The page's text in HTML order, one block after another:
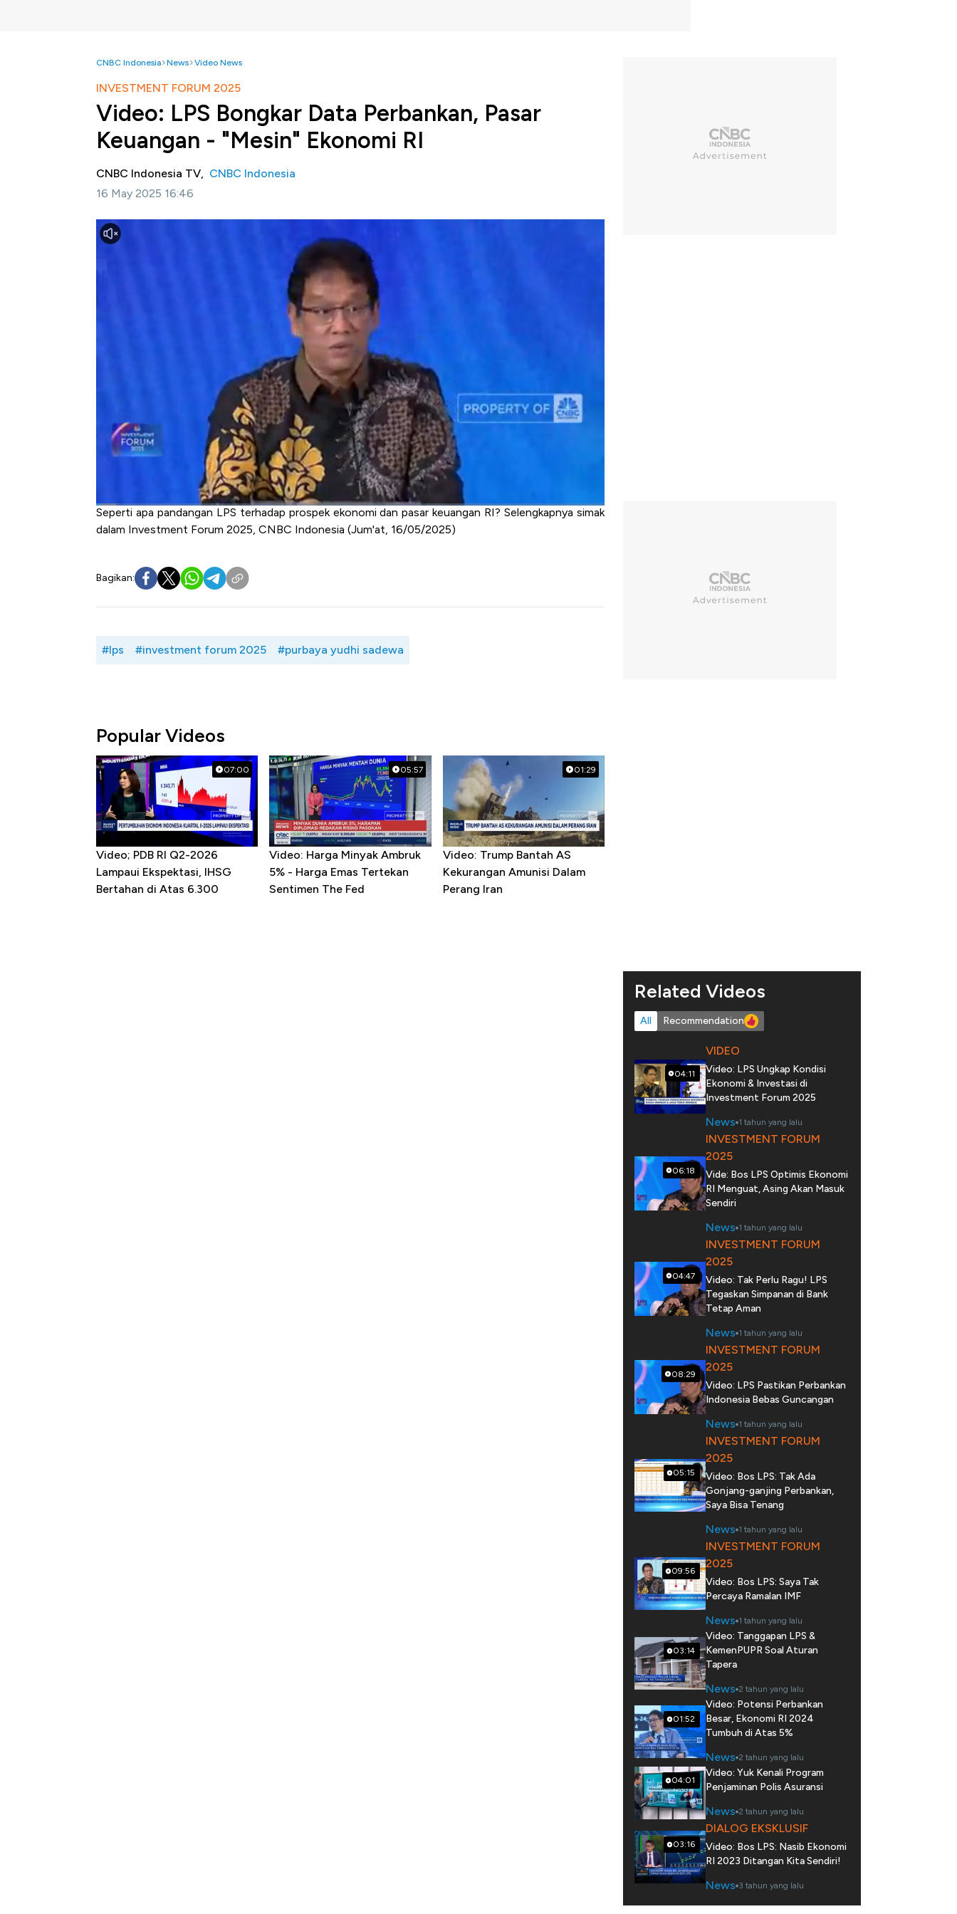
CNBC Indonesia News Video News
INVESTMENT FORUM 2025
Video: LPS Bongkar Data Perbankan, Pasar
Keuangan - "Mesin" Ekonomi RI
CNBC Indonesia TV, CNBC Indonesia
16 May 2025 16:46
Jakarta, CNBC Indonesia-
"Strategi Perkuat Pasar Keuangan di Era Perang Dagang" sebagai forum strategis yang membahas
langkah konkret memperkuat pasar keuangan nasional di tengah eskalasi perang dagang global.
CNBC Indonesia menggelar Investment Forum 2025 dengan tema "Strategi Perkuat Pasar
Keuangan di Era Perang Dagang" sebagai forum strategis yang membahas langkah konkret
memperkuat pasar keuangan nasional di tengah eskalasi perang dagang global.
Ketua Dewan Komisioner Lembaga Penjamin Simpanan (LPS), Purbaya Yudhi Sadewa dalam
Investment Forum 2025 menyampaikan prospek dan perkembangan perekonomian RI di tengah
ketidakpastian global. Purbaya memandang dampak kenaikan tarif impor AS tidak akan berefek besar
ke Indonesia dibanding negara ASEAN lain seperti Vietnam dan Kamboja mengingat porsi ekspor RI
ke AS cukup kecil.
Saat ini sentimen pasar domestik sudah kembali yang tercermin dari penguatan IHSG yang terjadi
signifikan ditopang investor ritel. Selain itu daya tahan ekonomi RI yang masih kuat dan likuiditas
perbankan RI yang terus membaik menjadi peluang bagi investasi jangka panjang di pasar modal RI.
Seperti apa pandangan LPS terhadap prospek ekonomi dan pasar keuangan RI? Selengkapnya simak
dalam Investment Forum 2025, CNBC Indonesia (Jum'at, 16/05/2025)
Bagikan:
#lps #investment forum 2025 #purbaya yudhi sadewa
Popular Videos
07:00
Video; PDB RI Q2-2026
Lampaui Ekspektasi, IHSG
Bertahan di Atas 6.300
05:57
Video: Harga Minyak Ambruk
5% - Harga Emas Tertekan
Sentimen The Fed
01:29
Video: Trump Bantah AS
Kekurangan Amunisi Dalam
Perang Iran
Related Videos
All Recommendation
04:11
VIDEO
Video: LPS Ungkap Kondisi
Ekonomi & Investasi di
Investment Forum 2025
News 1 tahun yang lalu
06:18
INVESTMENT FORUM
2025
Vide: Bos LPS Optimis Ekonomi
RI Menguat, Asing Akan Masuk
Sendiri
News 1 tahun yang lalu
04:47
INVESTMENT FORUM
2025
Video: Tak Perlu Ragu! LPS
Tegaskan Simpanan di Bank
Tetap Aman
News 1 tahun yang lalu
08:29
INVESTMENT FORUM
2025
Video: LPS Pastikan Perbankan
Indonesia Bebas Guncangan
News 1 tahun yang lalu
05:15
INVESTMENT FORUM
2025
Video: Bos LPS: Tak Ada
Gonjang-ganjing Perbankan,
Saya Bisa Tenang
News 1 tahun yang lalu
09:56
INVESTMENT FORUM
2025
Video: Bos LPS: Saya Tak
Percaya Ramalan IMF
News 1 tahun yang lalu
03:14
Video: Tanggapan LPS &
KemenPUPR Soal Aturan
Tapera
News 2 tahun yang lalu
01:52
Video: Potensi Perbankan
Besar, Ekonomi RI 2024
Tumbuh di Atas 5%
News 2 tahun yang lalu
04:01
Video: Yuk Kenali Program
Penjaminan Polis Asuransi
News 2 tahun yang lalu
03:16
DIALOG EKSKLUSIF
Video: Bos LPS: Nasib Ekonomi
RI 2023 Ditangan Kita Sendiri!
News 3 tahun yang lalu